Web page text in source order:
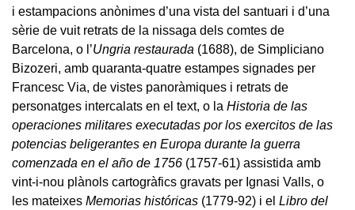
i estampacions anònimes d’una vista del santuari i d’una
sèrie de vuit retrats de la nissaga dels comtes de
Barcelona, o l’Ungria restaurada (1688), de Simpliciano
Bizozeri, amb quaranta-quatre estampes signades per
Francesc Via, de vistes panoràmiques i retrats de
personatges intercalats en el text, o la Historia de las
operaciones militares executadas por los exercitos de las
potencias beligerantes en Europa durante la guerra
comenzada en el año de 1756 (1757-61) assistida amb
vint-i-nou plànols cartogràfics gravats per Ignasi Valls, o
les mateixes Memorias históricas (1779-92) i el Libro del